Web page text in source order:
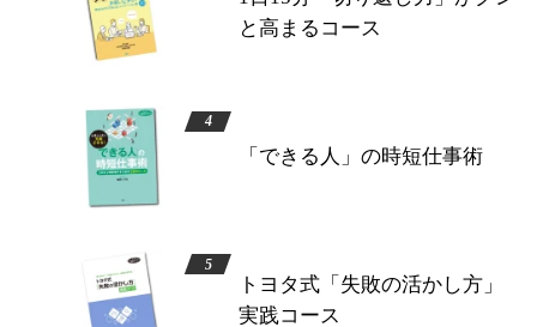
と高まるコース
「できる人」の時短仕事術
トヨタ式「失敗の活かし方」
実践コース